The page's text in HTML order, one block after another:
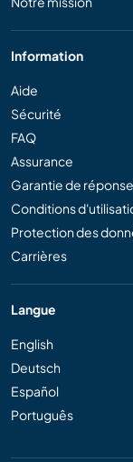
Information
Aide
Sécurité
FAQ
Assurance
Garantie de
Conditions
Protection des
Carrières
Langue
English
Deutsch
Español
Português